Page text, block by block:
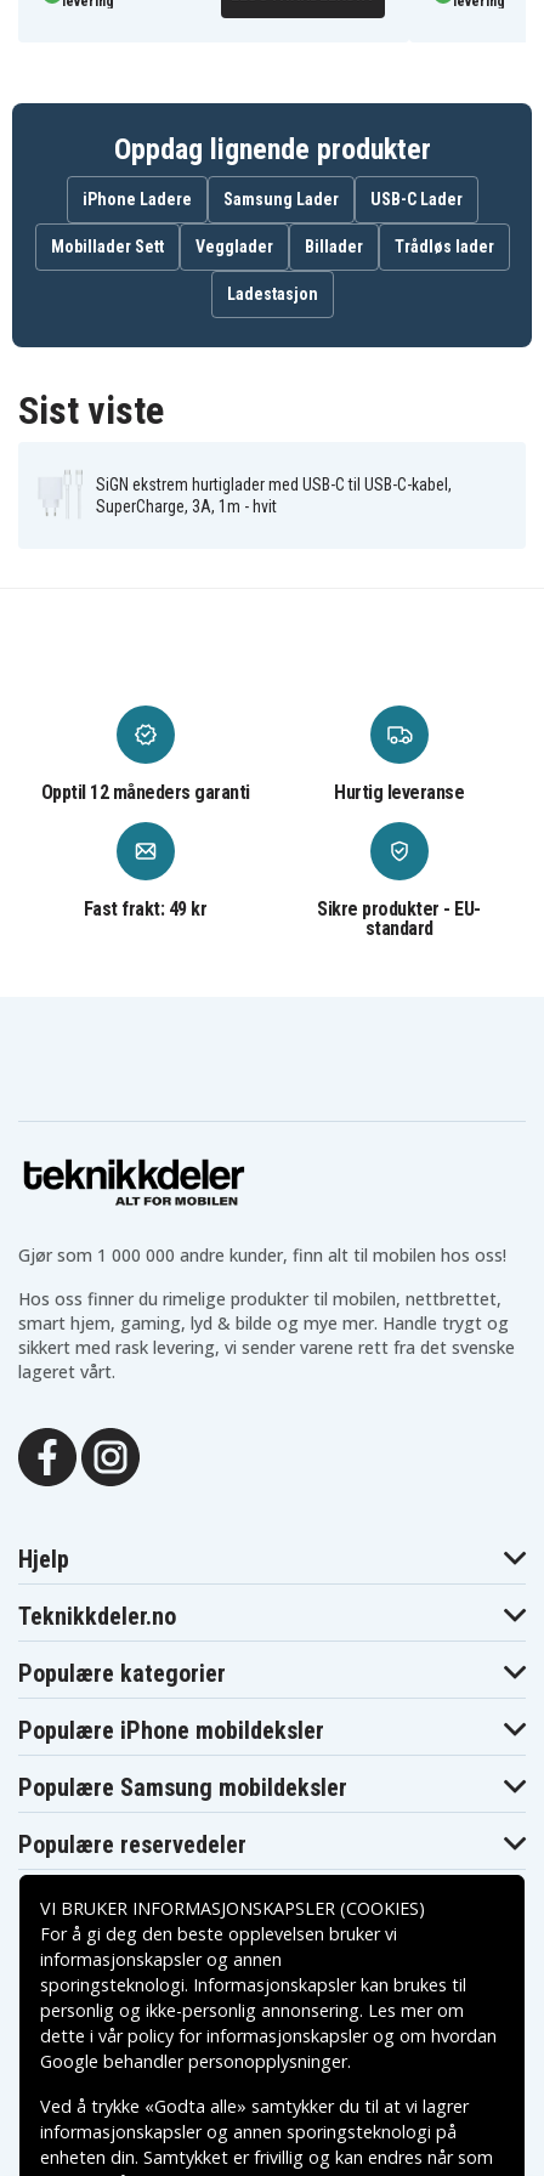
Enheter med USB-C-kontakt
Hurtiglading:PD/QC 3.0
Lengde: 1 m
: Hvit
Merke: SiGN
Funksjoner PD-lader:
1 x USB-C, 1 x USB-A
Hurtiglading: Ja
Utgang: 5V/2,4A 9V/1,5A 14,5V/1,25A
Merke
SN-USBC-2
Kabel lengde
Effekt 18 W
Ladeport USB-C
Antall utganger
Kontakt til strømkilde
Oppdag lignende produkter
iPhone Ladere Samsung Lader USB-C Lader
Mobillader Sett Vegglader Billader Trådløs lader
Ladestasjon
Sist viste
SiGN ekstrem hurtiglader med USB-C til USB-C-kabel,
SuperCharge, 3A, 1m - hvit
Opptil 12 måneders garanti Hurtig leveranse
Fast frakt: 49 kr
Sikre produkter - EU-
standard
Gjør som 1 000 000 andre kunder, finn alt til mobilen hos oss!
Hos oss finner du rimelige produkter til mobilen, nettbrettet,
smart hjem, gaming, lyd & bilde og mye mer. Handle trygt og
sikkert med rask levering, vi sender varene rett fra det svenske
lageret vårt.
Hjelp
Teknikkdeler.no
Populære kategorier
Populære iPhone mobildeksler
Populære Samsung mobildeksler
Populære reservedeler
Betalingsalternativer
Leveringsalternativer
VI BRUKER INFORMASJONSKAPSLER (COOKIES)
For å gi deg den beste opplevelsen bruker vi
informasjonskapsler og annen
sporingsteknologi. Informasjonskapsler kan brukes til
personlig og ikke-personlig annonsering. Les mer om
dette i vårpolicy for informasjonskapslerog om hvordan
Google behandler personopplysninger.
Ved å trykke «Godta alle» samtykker du til at vi lagrer
informasjonskapsler og annen sporingsteknologi på
enheten din. Samtykket er frivillig og kan endres når som